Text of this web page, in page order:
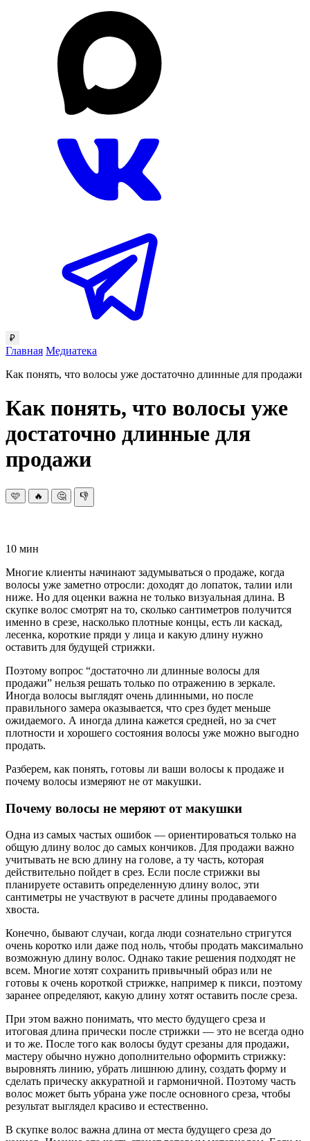
₽
Главная Медиатека
Как понять, что волосы уже достаточно длинные для продажи
Как понять, что волосы уже
достаточно длинные для
продажи
🩷 🔥 🤔 👎
10 мин
Многие клиенты начинают задумываться о продаже, когда
волосы уже заметно отросли: доходят до лопаток, талии или
ниже. Но для оценки важна не только визуальная длина. В
скупке волос смотрят на то, сколько сантиметров получится
именно в срезе, насколько плотные концы, есть ли каскад,
лесенка, короткие пряди у лица и какую длину нужно
оставить для будущей стрижки.
Поэтому вопрос “достаточно ли длинные волосы для
продажи” нельзя решать только по отражению в зеркале.
Иногда волосы выглядят очень длинными, но после
правильного замера оказывается, что срез будет меньше
ожидаемого. А иногда длина кажется средней, но за счет
плотности и хорошего состояния волосы уже можно выгодно
продать.
Разберем, как понять, готовы ли ваши волосы к продаже и
почему волосы измеряют не от макушки.
Почему волосы не меряют от макушки
Одна из самых частых ошибок — ориентироваться только на
общую длину волос до самых кончиков. Для продажи важно
учитывать не всю длину на голове, а ту часть, которая
действительно пойдет в срез. Если после стрижки вы
планируете оставить определенную длину волос, эти
сантиметры не участвуют в расчете длины продаваемого
хвоста.
Конечно, бывают случаи, когда люди сознательно стригутся
очень коротко или даже под ноль, чтобы продать максимально
возможную длину волос. Однако такие решения подходят не
всем. Многие хотят сохранить привычный образ или не
готовы к очень короткой стрижке, например к пикси, поэтому
заранее определяют, какую длину хотят оставить после среза.
При этом важно понимать, что место будущего среза и
итоговая длина прически после стрижки — это не всегда одно
и то же. После того как волосы будут срезаны для продажи,
мастеру обычно нужно дополнительно оформить стрижку:
выровнять линию, убрать лишнюю длину, создать форму и
сделать прическу аккуратной и гармоничной. Поэтому часть
волос может быть убрана уже после основного среза, чтобы
результат выглядел красиво и естественно.
В скупке волос важна длина от места будущего среза до